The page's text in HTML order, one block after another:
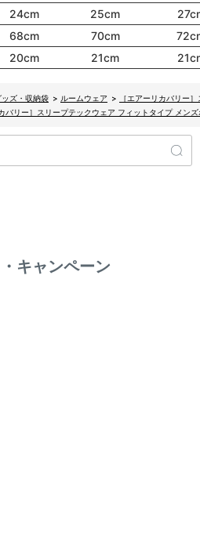
24cm 25cm
68cm 70cm
20cm 21cm
ズ・収納袋 > ルームウェア >
［エアーリカバリー
バリー］スリープテックウェア フィットタイプ メン
キャンペーン